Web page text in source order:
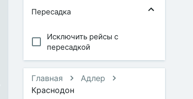
Пересадка
Исключить рейсы с
пересадкой
Главная
Адлер
Краснодон